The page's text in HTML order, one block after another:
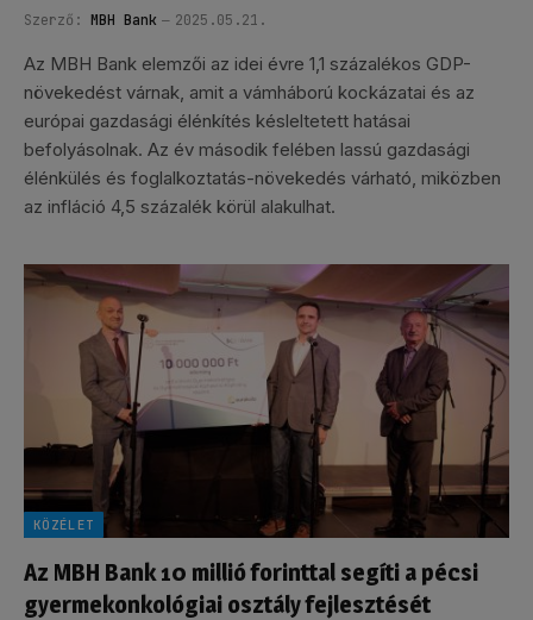
Szerző: MBH Bank 2025.05.21.
Az MBH Bank elemzői az idei évre 1,1 százalékos GDP-
növekedést várnak, amit a vámháború kockázatai és az
európai gazdasági élénkítés késleltetett hatásai
befolyásolnak. Az év második felében lassú gazdasági
élénkülés és foglalkoztatás-növekedés várható, miközben
az infláció 4,5 százalék körül alakulhat.
KÖZÉLET
Az MBH Bank 10 millió forinttal segíti a pécsi
gyermekonkológiai osztály fejlesztését